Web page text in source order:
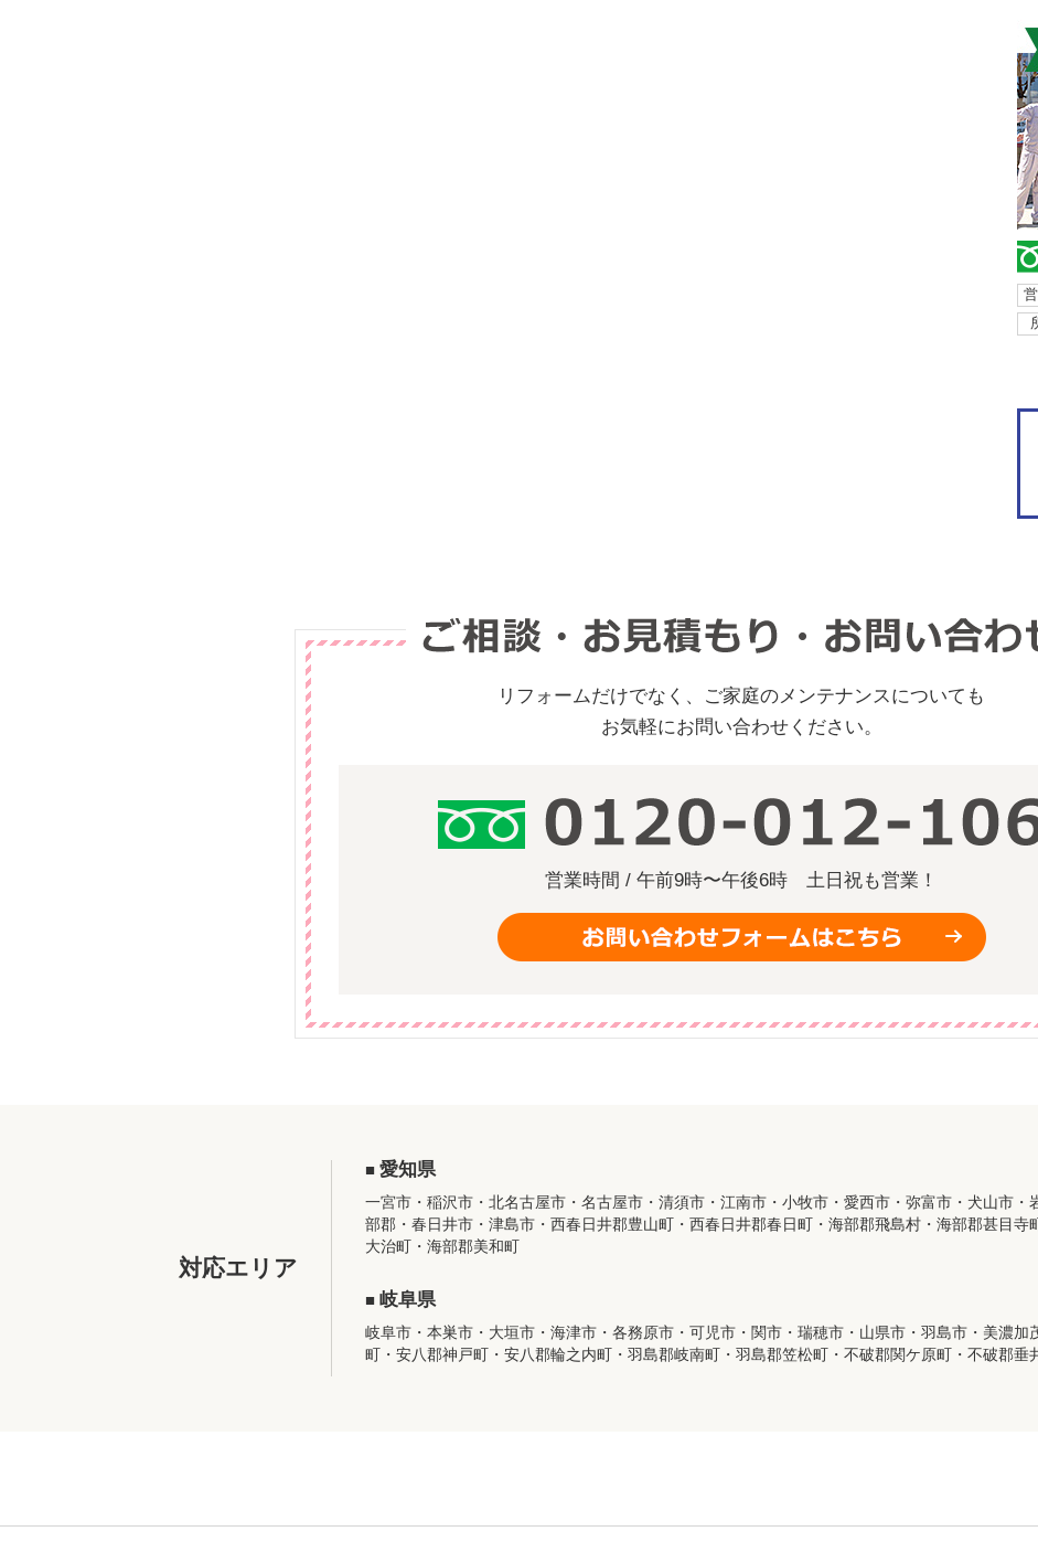
リフォームだけでなく、ご家庭のメンテナンスについても
お気軽にお問い合わせください。
営業時間 / 午前9時〜午後6時 土日祝も営業！
対応エリア
愛知県
一宮市・稲沢市・北名古屋市・名古屋市・清須市・江南市・小牧市・愛西市・弥富市・犬山市
部郡・春日井市・津島市・西春日井郡豊山町・西春日井郡春日町・海部郡飛島村・海部郡甚目
大治町・海部郡美和町
岐阜県
岐阜市・本巣市・大垣市・海津市・各務原市・可児市・関市・瑞穂市・山県市・羽島市・美濃加
町・安八郡神戸町・安八郡輪之内町・羽島郡岐南町・羽島郡笠松町・不破郡関ケ原町・不破郡垂